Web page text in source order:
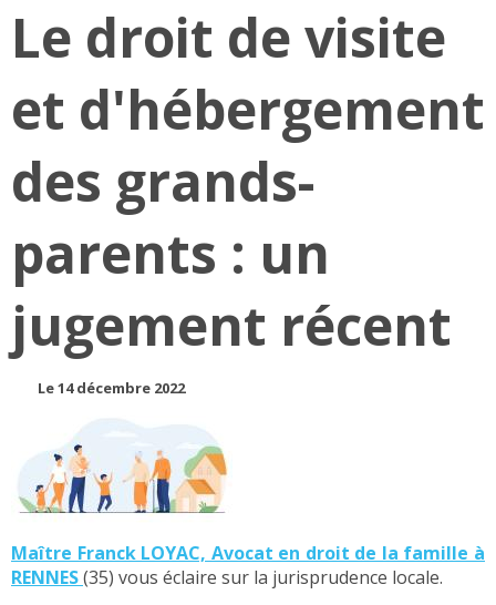
Le droit de visite
et d'hébergement
des grands-
parents : un
jugement récent
Le 14 décembre 2022
Maître Franck LOYAC, Avocat en droit de la famille à
RENNES(35) vous éclaire sur la jurisprudence locale.